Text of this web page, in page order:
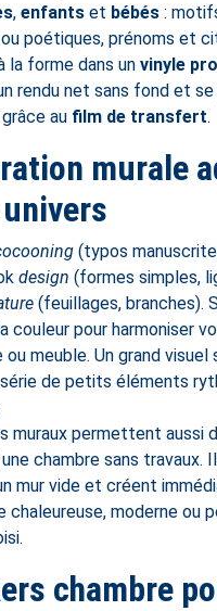
, enfants et bébés :
poétiques, prénoms et
la forme dans un vinyle
rendu net sans fond et
au film de transfert.
murale
(typos
design (formes simples,
(feuillages, branches).
couleur pour harmoniser
meuble. Un grand
de petits éléments
muraux permettent aussi
chambre sans travaux.
mur vide et créent
chaleureuse, moderne ou
chambre